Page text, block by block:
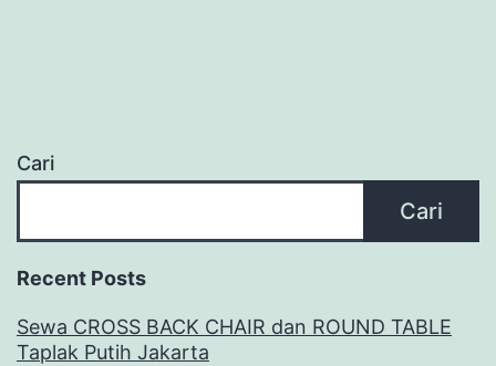
Cari
Cari
Recent Posts
Sewa CROSS BACK CHAIR dan ROUND TABLE
Taplak Putih Jakarta